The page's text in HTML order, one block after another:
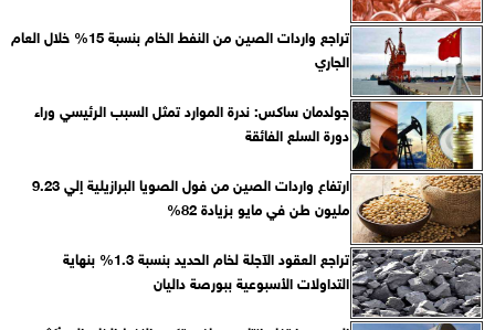
تراجع واردات الصين من النفط الخام بنسبة 15% خلال العام
الجاري
جولدمان ساكس: ندرة الموارد تمثل السبب الرئيسي وراء
دورة السلع الفائقة
ارتفاع واردات الصين من فول الصويا البرازيلية إلي 9.23
مليون طن في مايو بزيادة 82%
تراجع العقود الآجلة لخام الحديد بنسبة 1.3% بنهاية
التداولات الأسبوعية ببورصة داليان